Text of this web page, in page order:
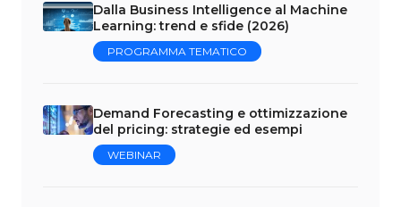
Dalla Business Intelligence al Machine
Learning: trend e sfide (2026)
PROGRAMMA TEMATICO
Demand Forecasting e ottimizzazione
del pricing: strategie ed esempi
WEBINAR